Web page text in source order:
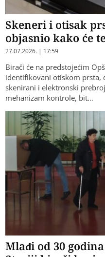
Skeneri i otisak
objasnio kako će
27.07.2026. | 17:59
Birači će na predstojećim
identifikovani otiskom prsta,
skenirani i elektronski
mehanizam kontrole, bit…
Mlađi od 30